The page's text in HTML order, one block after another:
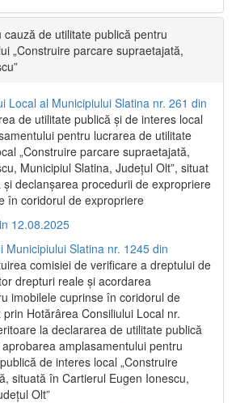
de utilitate publică pentru
„Construire parcare supraetajată,
Local al Municipiului Slatina nr. 261 din
de utilitate publică și de interes local
pentru lucrarea de utilitate
„Construire parcare supraetajată,
Municipiul Slatina, Județul Olt”, situat
declanșarea procedurii de expropriere
în coridorul de expropriere
12.08.2025
Municipiului Slatina nr. 1245 din
comisiei de verificare a dreptului de
drepturi reale și acordarea
imobilele cuprinse în coridorul de
Hotărârea Consiliului Local nr.
la declararea de utilitate publică
amplasamentului pentru
de interes local „Construire
situată în Cartierul Eugen Ionescu,
Olt”